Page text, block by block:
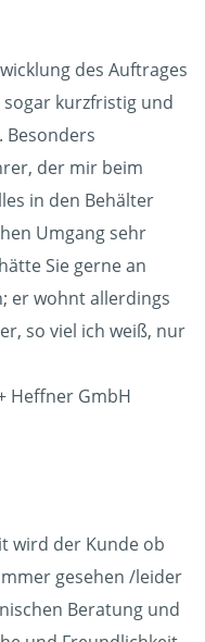
des Auftrages
sogar kurzfristig und
Besonders
der mir beim
in den Behälter
Umgang sehr
Sie gerne an
er wohnt allerdings
so viel ich weiß, nur
Heffner GmbH
wird der Kunde ob
gesehen /leider
Beratung und